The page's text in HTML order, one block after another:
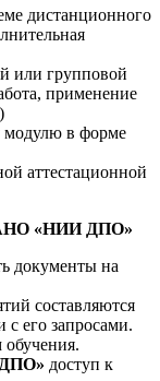
дистанционного
или групповой
применение
модулю в форме
аттестационной
«НИИ ДПО»
документы на
составляются
с его запросами.
доступ к